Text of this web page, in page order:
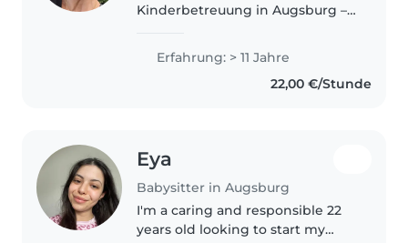
Kinderbetreuung in Augsburg –
(auch abends / Wochenende) Ich
bin eine
verantwortungsbewusste und
Erfahrung: > 11 Jahre
22,00 €/Stunde
Eya
Babysitter in Augsburg
I'm a caring and responsible 22
years old looking to start my